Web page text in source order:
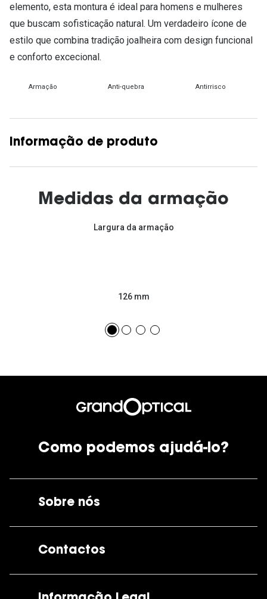
elemento, esta montura é ideal para homens e mulheres
que buscam sofisticação natural. Um verdadeiro ícone de
estilo que combina tradição joalheira com design funcional
e conforto excecional.
Armação Anti-quebra Antirrisco
Informação de produto
Medidas da armação
Largura da armação
126 mm
Como podemos ajudá-lo?
Sobre nós
Contactos